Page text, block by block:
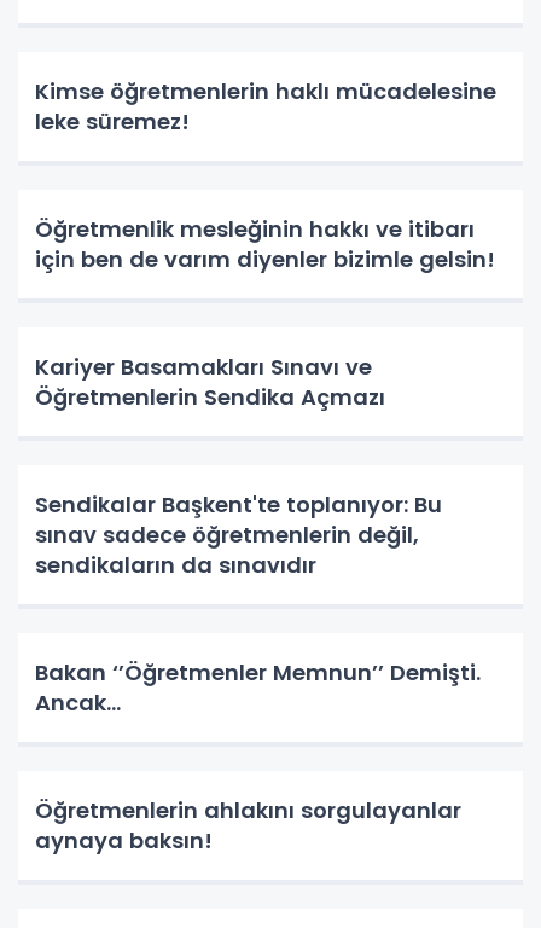
Kimse öğretmenlerin haklı mücadelesine
leke süremez!
Öğretmenlik mesleğinin hakkı ve itibarı
için ben de varım diyenler bizimle gelsin!
Kariyer Basamakları Sınavı ve
Öğretmenlerin Sendika Açmazı
Sendikalar Başkent'te toplanıyor: Bu
sınav sadece öğretmenlerin değil,
sendikaların da sınavıdır
Bakan ‘’Öğretmenler Memnun’’ Demişti.
Ancak…
Öğretmenlerin ahlakını sorgulayanlar
aynaya baksın!